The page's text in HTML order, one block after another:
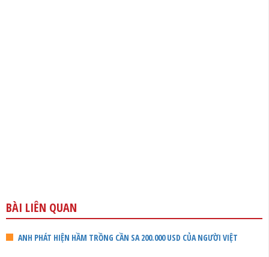
BÀI LIÊN QUAN
ANH PHÁT HIỆN HẦM TRỒNG CẦN SA 200.000 USD CỦA NGƯỜI VIỆT